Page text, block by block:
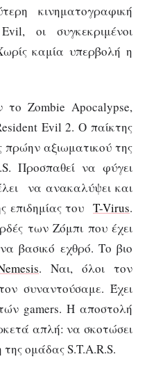
κινηματογραφική
οι συγκεκριμένοι
καμία υπερβολή η
το Zombie Apocalypse,
Evil 2. Ο παίκτης
πρώην αξιωματικού της
Προσπαθεί να φύγει
να ανακαλύψει και
επιδημίας του T-Virus.
των Ζόμπι που έχει
βασικό εχθρό. Το βιο
. Ναι, όλοι τον
συναντούσαμε. Έχει
gamers. Η αποστολή
απλή: να σκοτώσει
ομάδας S.T.A.R.S.